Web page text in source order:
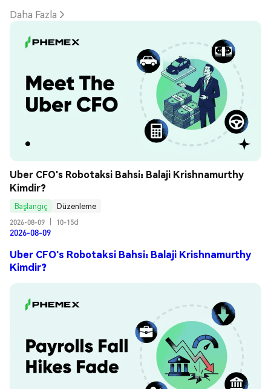
Daha Fazla
Uber CFO's Robotaksi Bahsi: Balaji Krishnamurthy
Kimdir?
Başlangıç
Düzenleme
2026-08-09
10-15d
2026-08-09
Uber CFO's Robotaksi Bahsi: Balaji Krishnamurthy
Kimdir?